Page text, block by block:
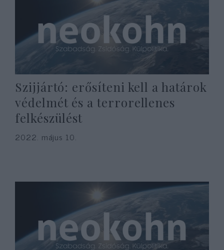
Szijjártó: erősíteni kell a határok
védelmét és a terrorellenes
felkészülést
2022. május 10.